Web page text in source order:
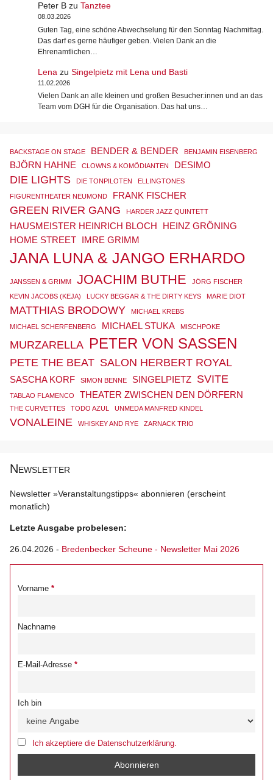
Peter Bzu Tanztee
08.03.2026
Guten Tag, eine schöne Abwechselung für den Sonntag Nachmittag.
Das darf es gerne häufiger geben. Vielen Dank an die
Ehrenamtlichen…
Lena zu Singelpietz mit Lena und Basti
11.02.2026
Vielen Dank an alle kleinen und großen Besucher:innen und an das
Team vom DGH für die Organisation. Das hat uns…
BACKSTAGE ON STAGE BENDER & BENDER BENJAMIN EISENBERG
BJÖRN HAHNE CLOWNS & KOMÖDIANTEN DESIMO
DIE LIGHTS DIE TONPILOTEN ELLINGTONES
FIGURENTHEATER NEUMOND FRANK FISCHER
GREEN RIVER GANG HARDER JAZZ QUINTETT
HAUSMEISTER HEINRICH BLOCH
HEINZ GRÖNING
HOME STREET IMRE GRIMM
JANA LUNA & JANGO ERHARDO
JANSSEN & GRIMM JOACHIM BUTHE
JÖRG FISCHER
KEVIN JACOBS (KEJA)
LUCKY BEGGAR & THE DIRTY KEYS MARIE DIOT
MATTHIAS BRODOWY MICHAEL KREBS
MICHAEL SCHERFENBERG MICHAEL STUKA MISCHPOKE
MURZARELLA PETER VON SASSEN
PETE THE BEAT SALON HERBERT ROYAL
SASCHA KORF SIMON BENNE SINGELPIETZ SVITE
TABLAO FLAMENCO THEATER ZWISCHEN DEN DÖRFERN
THE CURVETTES TODO AZUL UNMEDA MANFRED KINDEL
VONALEINE WHISKEY AND RYE ZARNACK TRIO
Newsletter
Newsletter »Veranstaltungstipps« abonnieren (erscheint
monatlich)
Letzte Ausgabe probelesen:
26.04.2026 - Bredenbecker Scheune - Newsletter Mai 2026
Vorname
Nachname
E-Mail-Adresse
Ich bin
Ich akzeptiere die Datenschutzerklärung.